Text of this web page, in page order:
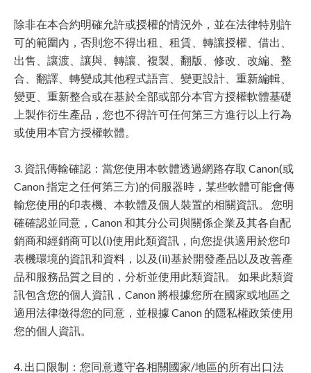
除非在本合約明確允許或授權的情況外，並在法律特別許
可的範圍內，否則您不得出租、租賃、轉讓授權、借出、
出售、讓渡、讓與、轉讓、複製、翻版、修改、改編、整
合、翻譯、轉變成其他程式語言、變更設計、重新編輯、
變更、重新整合或在基於全部或部分本官方授權軟體基礎
上製作衍生產品，您也不得許可任何第三方進行以上行為
或使用本官方授權軟體。
3. 資訊傳輸確認：當您使用本軟體透過網路存取 Canon(或
Canon 指定之任何第三方)的伺服器時，某些軟體可能會傳
輸您使用的印表機、本軟體及個人裝置的相關資訊。 您明
確確認並同意，Canon 和其分公司與關係企業及其各自配
銷商和經銷商可以(i)使用此類資訊，向您提供適用於您印
表機環境的資訊和資料，以及(ii)基於開發產品以及改善產
品和服務品質之目的，分析並使用此類資訊。 如果此類資
訊包含您的個人資訊，Canon 將根據您所在國家或地區之
適用法律徵得您的同意，並根據 Canon 的隱私權政策使用
您的個人資訊。
4. 出口限制：您同意遵守各相關國家/地區的所有出口法